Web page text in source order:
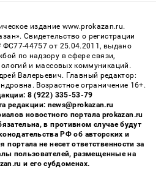
издание www.prokazan.ru.
Cвидетельство о регистрации
44757 от 25.04.2011, выдано
по надзору в сфере связи,
и массовых коммуникаций.
Валерьевич. Главный редактор:
Возрастное ограничение 16+.
8 (922) 335-53-79
редакции: news@prokazan.ru
новостного портала prokazan.ru
в противном случае будут
РФ об авторских и
не несет ответственности за
пользователей, размещенные на
и его субдоменах.